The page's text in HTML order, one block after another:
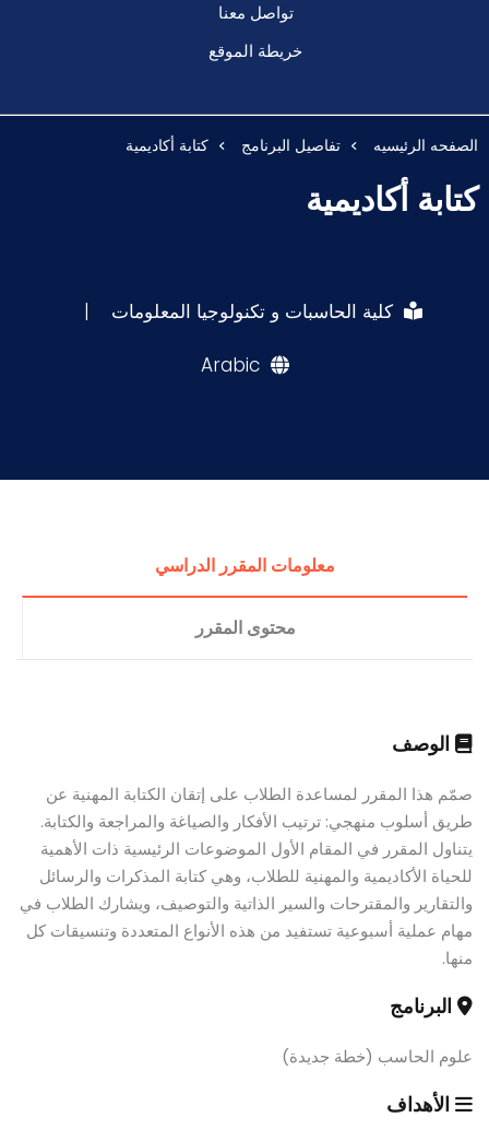
تواصل معنا
خريطة الموقع
الصفحه الرئيسيه تفاصيل البرنامج كتابة أكاديمية
كتابة أكاديمية
كلية الحاسبات و تكنولوجيا المعلومات |
Arabic
معلومات المقرر الدراسي
محتوى المقرر
الوصف
صمّم هذا المقرر لمساعدة الطلاب على إتقان الكتابة المهنية عن
طريق أسلوب منهجي: ترتيب الأفكار والصياغة والمراجعة والكتابة.
يتناول المقرر في المقام الأول الموضوعات الرئيسية ذات الأهمية
للحياة الأكاديمية والمهنية للطلاب، وهي كتابة المذكرات والرسائل
والتقارير والمقترحات والسير الذاتية والتوصيف، ويشارك الطلاب في
مهام عملية أسبوعية تستفيد من هذه الأنواع المتعددة وتنسيقات كل
منها.
البرنامج
علوم الحاسب (خطة جديدة)
الأهداف